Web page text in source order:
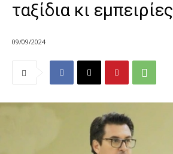
ταξίδια κι εμπειρίες
09/09/2024